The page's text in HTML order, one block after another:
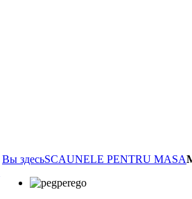
Вы здесьSCAUNELE PENTRU MASA